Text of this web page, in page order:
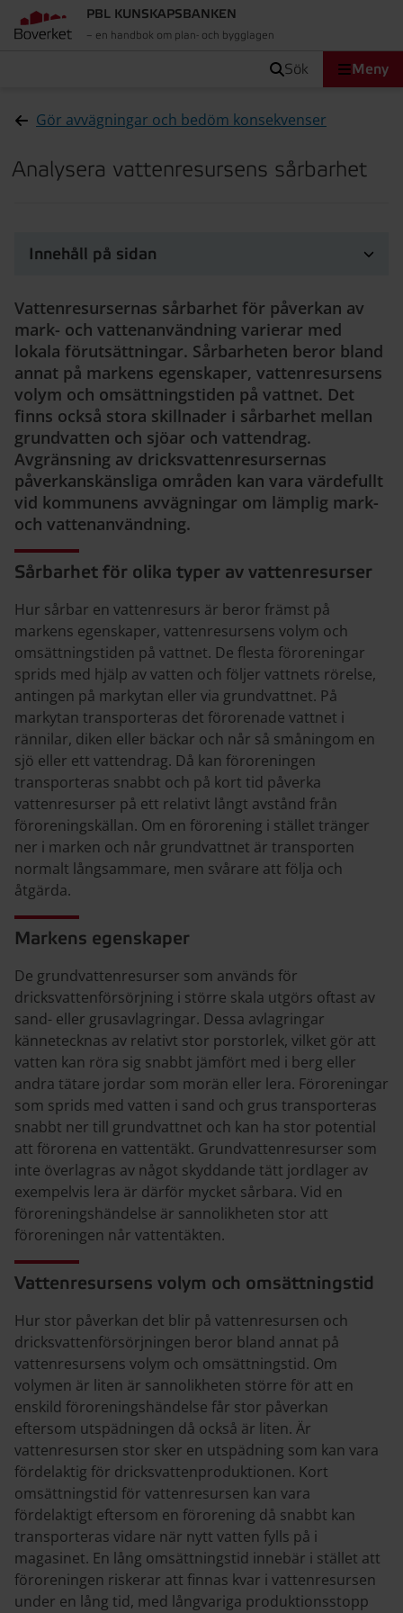
PBL KUNSKAPSBANKEN
– en handbok om plan- och bygglagen
sök Meny
Gör avvägningar och bedöm konsekvenser
Analysera vattenresursens sårbarhet
Innehåll på sidan
Vattenresursernas sårbarhet för påverkan av
mark- och vattenanvändning varierar med
lokala förutsättningar. Sårbarheten beror bland
annat på markens egenskaper, vattenresursens
volym och omsättningstiden på vattnet. Det
finns också stora skillnader i sårbarhet mellan
grundvatten och sjöar och vattendrag.
Avgränsning av dricksvattenresursernas
påverkanskänsliga områden kan vara värdefullt
vid kommunens avvägningar om lämplig mark-
och vattenanvändning.
Sårbarhet för olika typer av vattenresurser
Hur sårbar en vattenresurs är beror främst på
markens egenskaper, vattenresursens volym och
omsättningstiden på vattnet. De flesta föroreningar
sprids med hjälp av vatten och följer vattnets rörelse,
antingen på markytan eller via grundvattnet. På
markytan transporteras det förorenade vattnet i
rännilar, diken eller bäckar och når så småningom en
sjö eller ett vattendrag. Då kan föroreningen
transporteras snabbt och på kort tid påverka
vattenresurser på ett relativt långt avstånd från
föroreningskällan. Om en förorening i stället tränger
ner i marken och når grundvattnet är transporten
normalt långsammare, men svårare att följa och
åtgärda.
Markens egenskaper
De grundvattenresurser som används för
dricksvattenförsörjning i större skala utgörs oftast av
sand- eller grusavlagringar. Dessa avlagringar
kännetecknas av relativt stor porstorlek, vilket gör att
vatten kan röra sig snabbt jämfört med i berg eller
andra tätare jordar som morän eller lera. Föroreningar
som sprids med vatten i sand och grus transporteras
snabbt ner till grundvattnet och kan ha stor potential
att förorena en vattentäkt. Grundvattenresurser som
inte överlagras av något skyddande tätt jordlager av
exempelvis lera är därför mycket sårbara. Vid en
föroreningshändelse är sannolikheten stor att
föroreningen når vattentäkten.
Vattenresursens volym och omsättningstid
Hur stor påverkan det blir på vattenresursen och
dricksvattenförsörjningen beror bland annat på
vattenresursens volym och omsättningstid. Om
volymen är liten är sannolikheten större för att en
enskild föroreningshändelse får stor påverkan
eftersom utspädningen då också är liten. Är
vattenresursen stor sker en utspädning som kan vara
fördelaktig för dricksvattenproduktionen. Kort
omsättningstid för vattenresursen kan vara
fördelaktigt eftersom en förorening då snabbt kan
transporteras vidare när nytt vatten fylls på i
magasinet. En lång omsättningstid innebär i stället att
föroreningen riskerar att finnas kvar i vattenresursen
under en lång tid, med långvariga produktionsstopp